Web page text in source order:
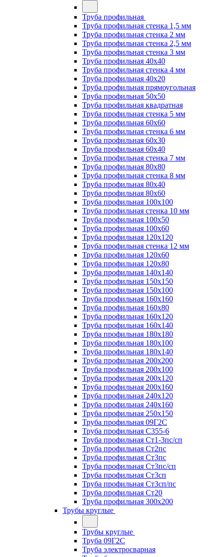
Труба профильная
Труба профильная стенка 1,5 мм
Труба профильная стенка 2 мм
Труба профильная стенка 2,5 мм
Труба профильная стенка 3 мм
Труба профильная 40х40
Труба профильная стенка 4 мм
Труба профильная 40х20
Труба профильная прямоугольная
Труба профильная 50х50
Труба профильная квадратная
Труба профильная стенка 5 мм
Труба профильная 60х60
Труба профильная стенка 6 мм
Труба профильная 60х30
Труба профильная 60х40
Труба профильная стенка 7 мм
Труба профильная 80х80
Труба профильная стенка 8 мм
Труба профильная 80х40
Труба профильная 80х60
Труба профильная 100х100
Труба профильная стенка 10 мм
Труба профильная 100х50
Труба профильная 100х60
Труба профильная 120х120
Труба профильная стенка 12 мм
Труба профильная 120х60
Труба профильная 120х80
Труба профильная 140х140
Труба профильная 150х150
Труба профильная 150х100
Труба профильная 160х160
Труба профильная 160х80
Труба профильная 160х120
Труба профильная 160х140
Труба профильная 180х180
Труба профильная 180х100
Труба профильная 180х140
Труба профильная 200х200
Труба профильная 200х100
Труба профильная 200х120
Труба профильная 200х160
Труба профильная 240х120
Труба профильная 240х160
Труба профильная 250х150
Труба профильная 09Г2С
Труба профильная С355-6
Труба профильная Ст1-3пс/сп
Труба профильная Ст2пс
Труба профильная Ст3пс
Труба профильная Ст3пс/сп
Труба профильная Ст3сп
Труба профильная Ст3сп/пс
Труба профильная Ст20
Труба профильная 300х200
Трубы круглые
Трубы круглые
Труба 09Г2С
Труба электросварная